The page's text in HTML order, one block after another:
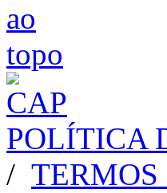
POLÍTICA
/ TERMOS